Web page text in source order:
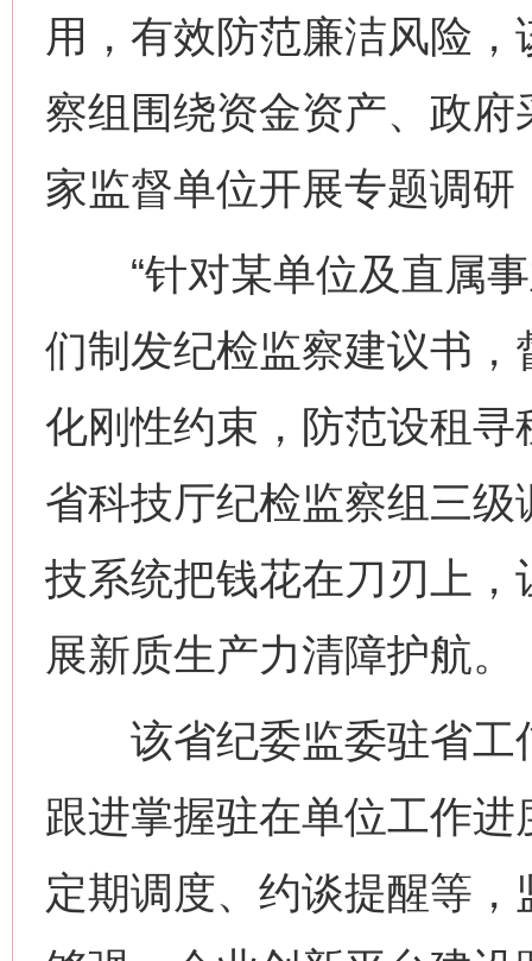
用，有效防范廉洁风险
察组围绕资金资产、政
家监督单位开展专题调
“针对某单位及直属事
们制发纪检监察建议书
化刚性约束，防范设租寻
省科技厅纪检监察组三
技系统把钱花在刀刃上，
展新质生产力清障护航。
该省纪委监委驻省工
跟进掌握驻在单位工作
定期调度、约谈提醒等
这是一记警钟！ 谢